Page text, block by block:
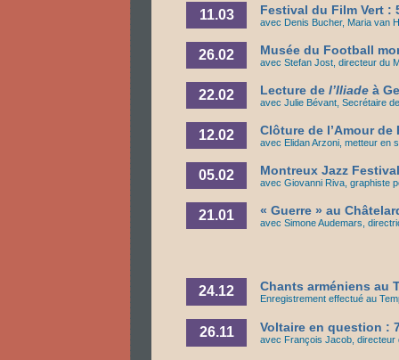
11.03 Festival du Film Vert :
avec Denis Bucher, Maria van
26.02 Musée du Football
avec Stefan Jost, directeur du
22.02 Lecture de l’Iliade à
avec Julie Bévant, Secrétaire
12.02 Clôture de l’Amour de
avec Elidan Arzoni, metteur en
05.02 Montreux Jazz
avec Giovanni Riva, graphiste
21.01 « Guerre » au
avec Simone Audemars,
24.12 Chants arméniens au
Enregistrement effectué au
26.11 Voltaire en question :
avec François Jacob, directeur